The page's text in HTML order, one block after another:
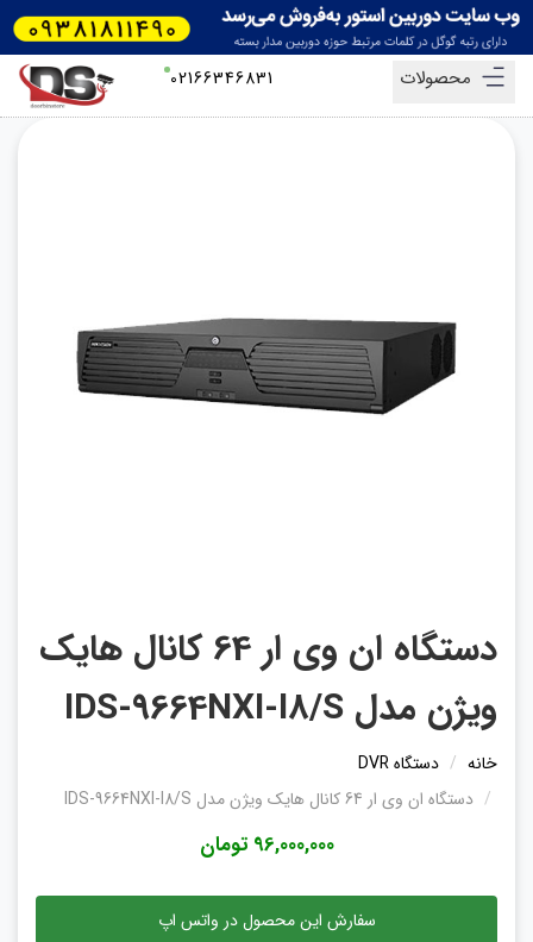
محصولات 02166346831
دستگاه ان وی ار 64 کانال هایک
ویژن مدل IDS-9664NXI-I8/S
خانه
دستگاه DVR
دستگاه ان وی ار 64 کانال هایک ویژن مدل IDS-9664NXI-I8/S
96,000,000 تومان
سفارش این محصول در واتس اپ